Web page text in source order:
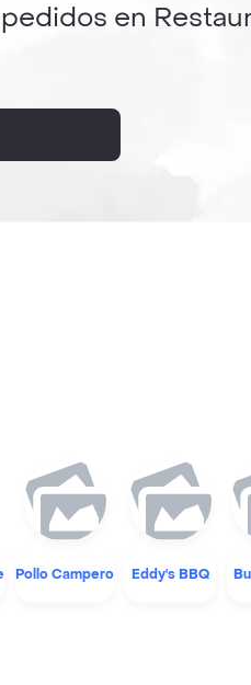
en
Pollo Campero Eddy's BBQ